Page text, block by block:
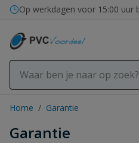
Ga naar de inhoud
Op werkdagen voor 15:00 uur
Home / Garantie
Garantie